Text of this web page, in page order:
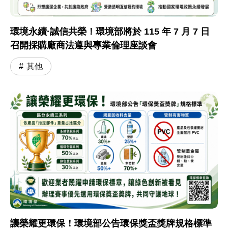
環境永續·誠信共榮！環境部將於 115 年 7 月 7 日
召開採購廠商法遵與專業倫理座談會
其他
讓榮耀更環保！環境部公告環保獎盃獎牌規格標準